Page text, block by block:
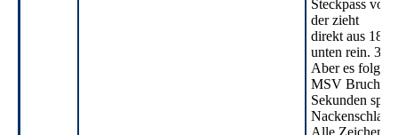
Steckpass von
der zieht
direkt aus 18m
unten rein. 3:2.
Aber es folgt
MSV Bruch:
Sekunden
Nackenschlag.